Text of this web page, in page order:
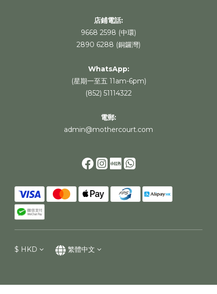
店鋪電話:
9668 2598 (中環)
2890 6288 (銅鑼灣)
WhatsApp:
(星期一至五 11am-6pm)
(852) 51114322
電郵:
admin@mothercourt.com
$ HKD 繁體中文